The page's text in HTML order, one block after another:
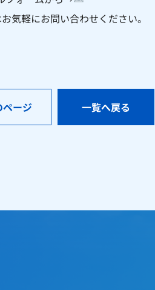
気軽にお問い合わせください。
ページ 一覧へ戻る